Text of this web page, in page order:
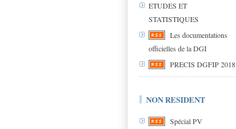
ETUDES ET
STATISTIQUES
Les documentations
officielles de la DGI
PRECIS DGFIP 2018
NON RESIDENT
Spécial PV